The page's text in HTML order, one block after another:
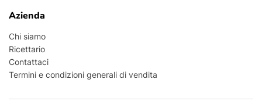
Azienda
Chi siamo
Ricettario
Contattaci
Termini e condizioni generali di vendita